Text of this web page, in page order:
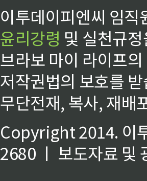
이투데이피엔씨 임
윤리강령 및 실천규
브라보 마이 라이프
저작권법의 보호를
무단전재, 복사, 재배
Copyright 2014. 이
2680 ㅣ 보도자료